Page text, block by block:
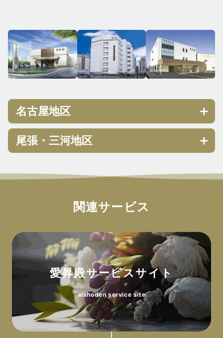
名古屋地区
愛昇殿レクストの杜 太閤通
〒453-0016 名古屋市中村区竹橋町36-19
愛昇殿レクストの杜 那古野
TEL 052-541-0004
〒451-0031 名古屋市西区城西4-6-15
TEL 052-522-0004
愛昇殿レクストの杜 高畑
〒454-0922 名古屋市中川区荒中町261
TEL 052-362-0004
愛昇殿レクストの杜 太平通
尾張・三河地区
〒491-0201 一宮市奥町字宮東60
愛昇殿レクストの杜 一宮松降
TEL 0586-25-0004
愛昇殿レクストの杜 一宮朝日
〒491-0024 一宮市富士4-8-10
TEL 0586-73-0004
愛昇殿レクストの杜 尾西
〒494-0007 一宮市小信中島字郷中3237-1
関連サービス
愛昇殿サービスサイト
aishoden service site